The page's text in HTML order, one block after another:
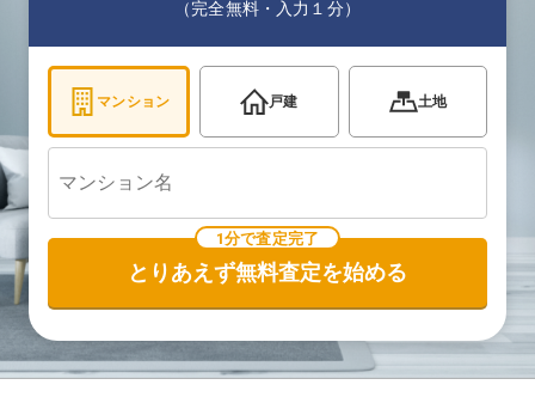
（完全無料・入力１分）
マンション 戸建 土地
1分で査定完了
とりあえず無料査定を始める